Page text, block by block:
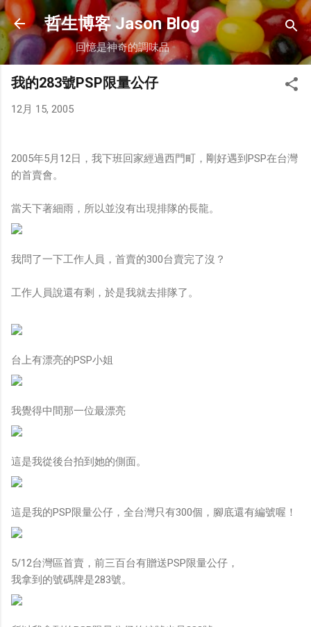
跳到主要內容
哲生博客 Jason Blog
回憶是神奇的調味品
我的283號PSP限量公仔
12月 15, 2005
2005年5月12日，我下班回家經過西門町，剛好遇到PSP在台灣
的首賣會。
當天下著細雨，所以並沒有出現排隊的長龍。
我問了一下工作人員，首賣的300台賣完了沒？
工作人員說還有剩，於是我就去排隊了。
台上有漂亮的PSP小姐
我覺得中間那一位最漂亮
這是我從後台拍到她的側面。
這是我的PSP限量公仔，全台灣只有300個，腳底還有編號喔！
5/12台灣區首賣，前三百台有贈送PSP限量公仔，
我拿到的號碼牌是283號。